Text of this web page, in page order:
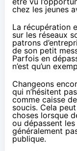
chez les jeunes
La récupération
sur les réseaux
patrons
de son petit
Parfois en
n’est qu’un
Changeons
qui n’hésitent
comme caisse
soucis. Cela
choses lorsque
ou dépassent les
généralement
publique.